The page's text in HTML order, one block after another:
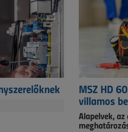
MSZ HD
villamos
Alapelvek,